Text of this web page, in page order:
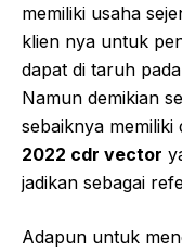
memiliki usaha
klien nya untuk
dapat di taruh
Namun demikian
sebaiknya
2022 cdr vector
jadikan sebagai
Adapun untuk